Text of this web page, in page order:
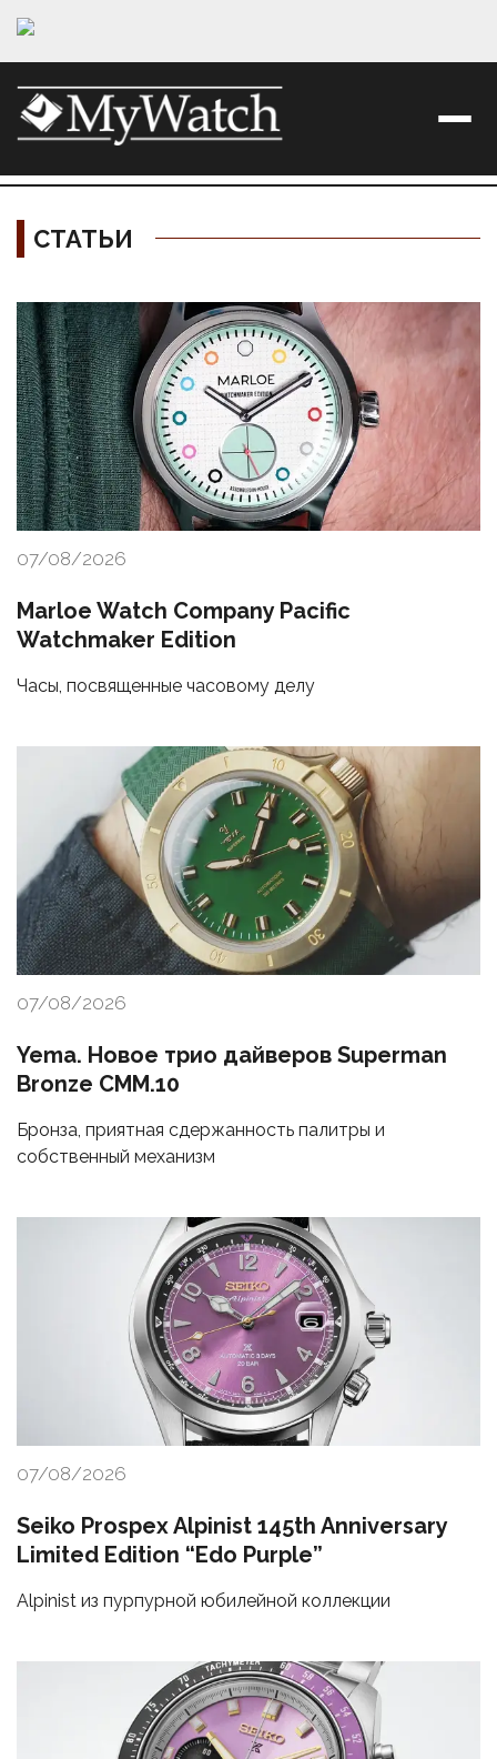
СТАТЬИ
Материалы
07/08/2026
Marloe Watch Company Pacific
Watchmaker Edition
Часы, посвященные часовому делу
07/08/2026
Yema. Новое трио дайверов Superman
Bronze CMM.10
Бронза, приятная сдержанность палитры и
собственный механизм
07/08/2026
Seiko Prospex Alpinist 145th Anniversary
Limited Edition “Edo Purple”
Alpinist из пурпурной юбилейной коллекции